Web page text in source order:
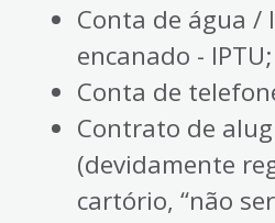
Conta de água /
encanado - IPTU;
Conta de
Contrato de
(devidamente
cartório, “não